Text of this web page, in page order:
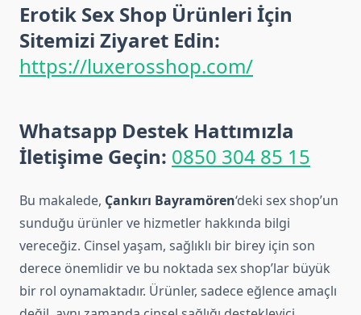
Erotik Sex Shop Ürünleri İçin
Sitemizi Ziyaret Edin:
https://luxerosshop.com/
Whatsapp Destek Hattımızla
İletişime Geçin: 0850 304 85 15
Bu makalede, Çankırı Bayramören‘deki sex shop’un
sunduğu ürünler ve hizmetler hakkında bilgi
vereceğiz. Cinsel yaşam, sağlıklı bir birey için son
derece önemlidir ve bu noktada sex shop’lar büyük
bir rol oynamaktadır. Ürünler, sadece eğlence amaçlı